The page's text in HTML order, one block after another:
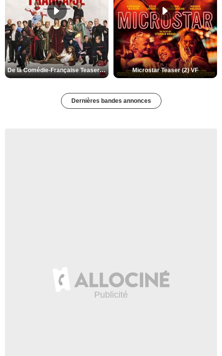
De la Comédie-Française Teaser (3) VF Microstar Teaser (2) VF
Dernières bandes annonces